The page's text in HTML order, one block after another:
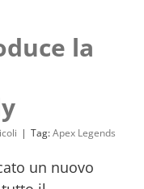
la
| Tag:Apex Legends
un nuovo